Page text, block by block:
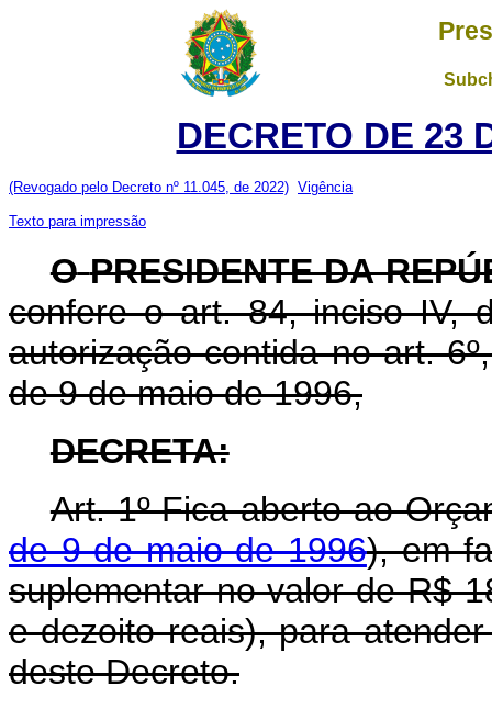
DECRETO DE 23
(Revogado pelo Decreto nº 11.045, de 2022) Vigência
Texto para impressão
O PRESIDENTE DA
confere o art. 84, inciso IV,
autorização contida no art.
de 9 de maio de 1996,
DECRETA:
Art. 1º Fica aberto ao
de 9 de maio de 1996), em
suplementar no valor de R$
e dezoito reais), para
deste Decreto.